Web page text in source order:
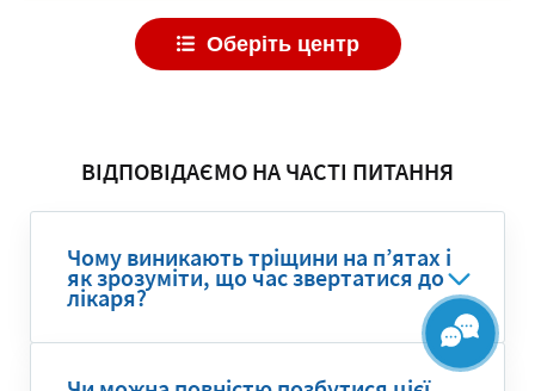
Оберіть центр
ВІДПОВІДАЄМО НА ЧАСТІ ПИТАННЯ
Чому виникають тріщини на п’ятах і
як зрозуміти, що час звертатися до
лікаря?